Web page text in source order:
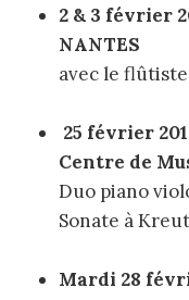
2 & 3 février
NANTES
avec le
25 février
Centre de
Duo piano
Sonate à
Mardi 28